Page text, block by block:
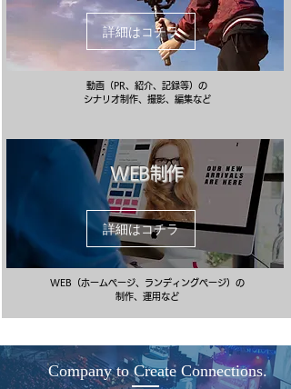
詳細はコチラ
動画（PR、紹介、記録等）の
シナリオ制作、撮影、編集など
WEB制作
詳細はコチラ
WEB（ホームページ、ランディングページ）の
制作、運用など
Company to Create Connections.